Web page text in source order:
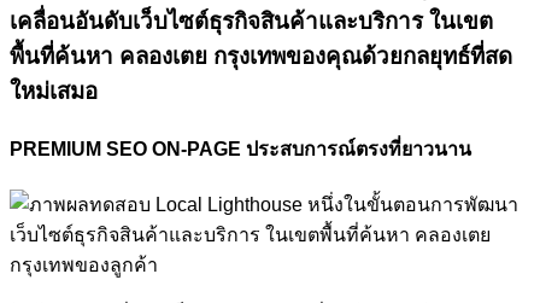
เคลื่อนอันดับเว็บไซต์ธุรกิจสินค้าและบริการ ในเขต
พื้นที่ค้นหา คลองเตย กรุงเทพของคุณด้วยกลยุทธ์ที่สด
ใหม่เสมอ
PREMIUM SEO ON-PAGE ประสบการณ์ตรงที่ยาวนาน